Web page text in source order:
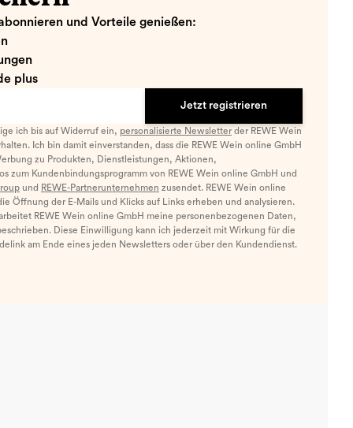
und Vorteile genießen:
plus
Jetzt registrieren
ich bis auf Widerruf ein, personalisierte Newsletterder REWE Wein
Ich bin damit einverstanden, dass die REWE Wein online GmbH
zu Produkten, Dienstleistungen, Aktionen,
zum Kundenbindungsprogramm von REWE Wein online GmbH und
und REWE-Partnerunternehmen zusendet. REWE Wein online
Öffnung der E-Mails und Klicks auf Links erheben und analysieren.
REWE Wein online GmbH meine personenbezogenen Daten,
Diese Einwilligung kann ich jederzeit mit Wirkung für die
am Ende eines jeden Newsletters oder über den Kundendienst.